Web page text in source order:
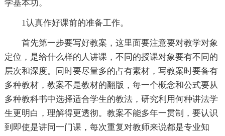
学基本功。
1认真作好课前的准备工作。
首先第一步要写好教案，这里面要注意要对教学对象
定位，是给什么样的人讲课，不同的授课对象要有不同的
层次和深度。同时要尽量多的占有素材，写教案时要备有
多种教材，教案不是教材的翻版，每一个概念和公式要从
多种教科书中选择适合学生的教法，研究利用何种讲法学
生更明白，理解得更透彻。教案不能多年一贯制，要认识
到即使是讲同一门课，每次重复对教师来说都是专业知